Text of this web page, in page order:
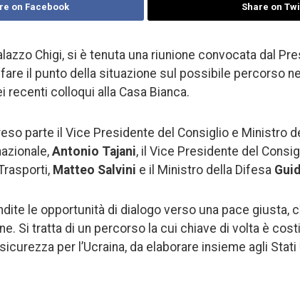
on Facebook Share on
Chigi, si è tenuta una riunione convocata dal
fare il punto della situazione sul possibile percorso
recenti colloqui alla Casa Bianca.
parte il Vice Presidente del Consiglio e Ministro
Antonio Tajani, il Vice Presidente del
Matteo Salvini e il Ministro della Difesa
le opportunità di dialogo verso una pace giusta,
Si tratta di un percorso la cui chiave di volta è
per l’Ucraina, da elaborare insieme agli